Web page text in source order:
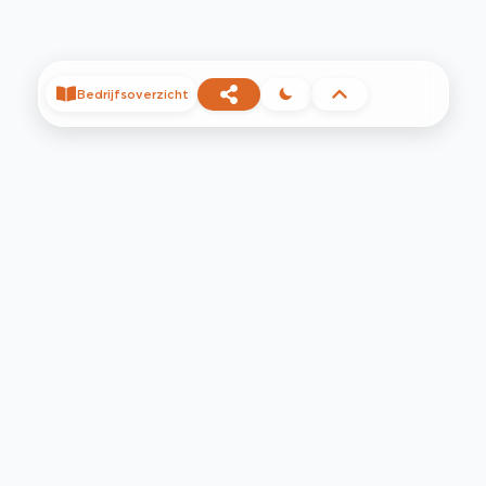
Bedrijfsoverzicht